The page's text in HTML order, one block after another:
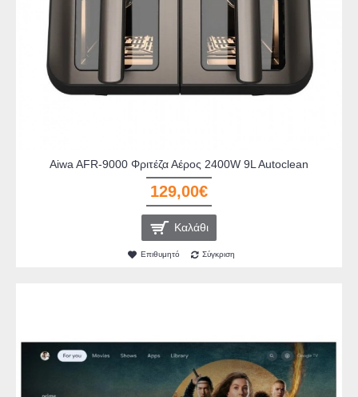
Aiwa AFR-9000 Φριτέζα Αέρος 2400W 9L Autoclean
129,00€
Καλάθι
Επιθυμητό Σύγκριση